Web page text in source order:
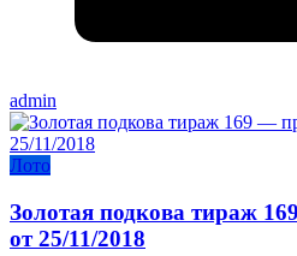
admin
Лото
Золотая подкова тираж
от 25/11/2018